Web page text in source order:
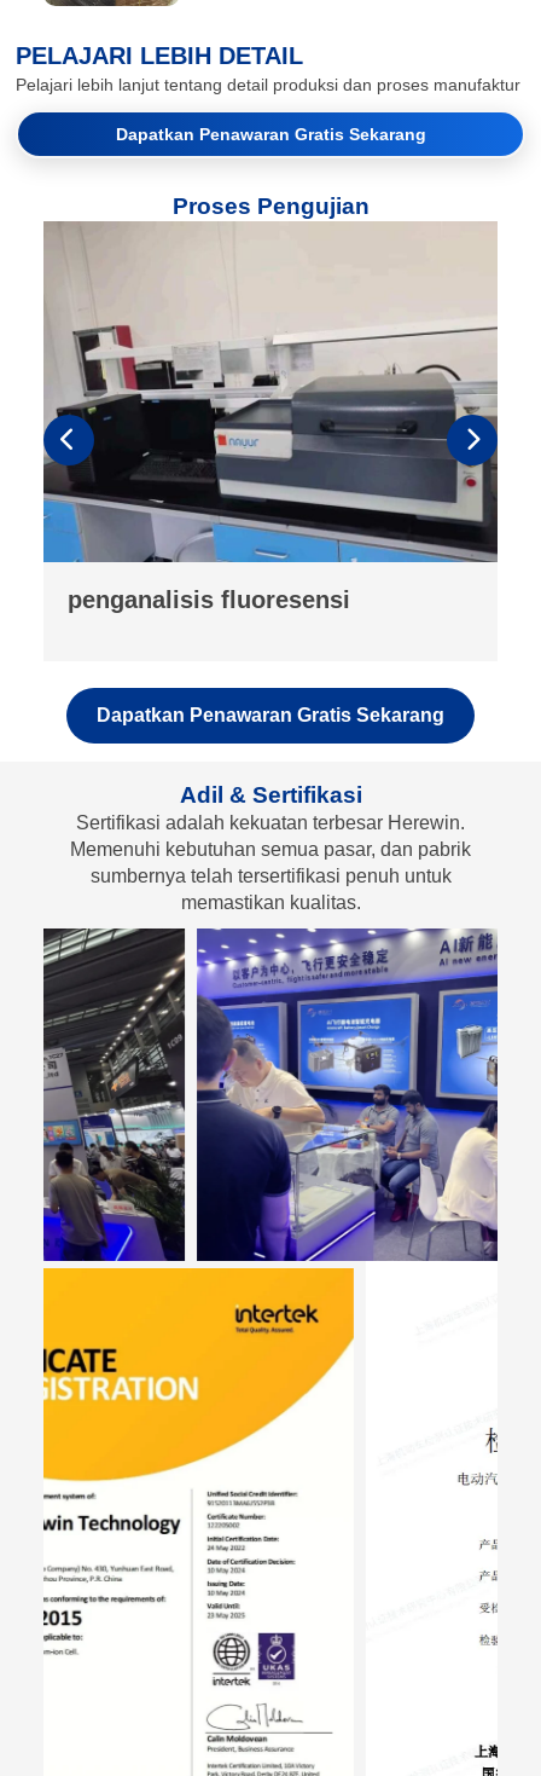
PELAJARI LEBIH DETAIL
Pelajari lebih lanjut tentang detail produksi dan proses manufaktur
Dapatkan Penawaran Gratis Sekarang
Proses Pengujian
pengukur kepadatan pemadatan
Dapatkan Penawaran Gratis Sekarang
Adil & Sertifikasi
Sertifikasi adalah kekuatan terbesar Herewin.
Memenuhi kebutuhan semua pasar, dan pabrik
sumbernya telah tersertifikasi penuh untuk
memastikan kualitas.